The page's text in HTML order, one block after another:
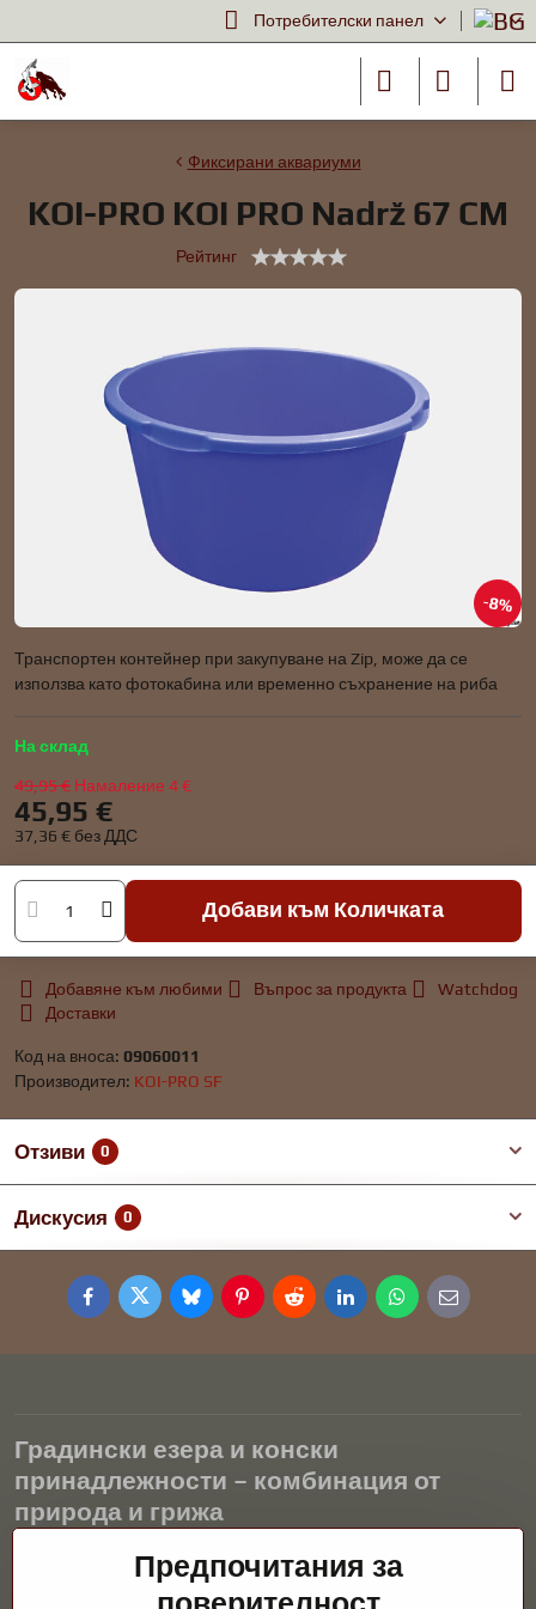
Потребителски панел
8%
Фиксирани аквариуми
KOI-PRO KOI PRO Nadrž 67 CM
Рейтинг
Транспортен контейнер при закупуване на Zip, може да се
използва като фотокабина или временно съхранение на риба
На склад
49,95 € Намаление 4 €
45,95 €
37,36 € без ДДС
Добави към Количката
Добавяне към любими Въпрос за продукта
Watchdog
Доставки
Код на вноса: 09060011
Производител: KOI-PRO SF
Отзиви 0
Дискусия 0
FacebookTwitterBlueskyPinterestRedditLinkedInWhatsApp
E-
mail
Градински езера и конски
принадлежности – комбинация от
природа и грижа
Градинските езера са красиво допълнение към всеки екстериор
и създават хармонична среда за релаксация и живот на водните
Предпочитания за